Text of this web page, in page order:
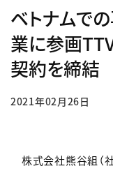
ベトナムで
業に参画
契約を締結
2021年02月26日
株式会社熊谷組（